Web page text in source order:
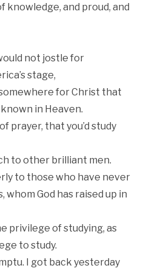
knowledge, and proud, and
not jostle for
stage,
somewhere for Christ that
in Heaven.
prayer, that you’d study
to other brilliant men.
to those who have never
whom God has raised up in
privilege of studying, as
to study.
I got back yesterday